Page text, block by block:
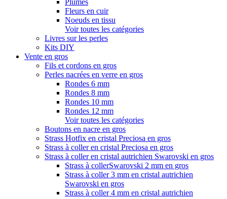
Plumes
Fleurs en cuir
Noeuds en tissu
Voir toutes les catégories
Livres sur les perles
Kits DIY
Vente en gros
Fils et cordons en gros
Perles nacrées en verre en gros
Rondes 6 mm
Rondes 8 mm
Rondes 10 mm
Rondes 12 mm
Voir toutes les catégories
Boutons en nacre en gros
Strass Hotfix en cristal Preciosa en gros
Strass à coller en cristal Preciosa en gros
Strass à coller en cristal autrichien Swarovski en gros
Strass à collerSwarovski 2 mm en gros
Strass à coller 3 mm en cristal autrichien
Swarovski en gros
Strass à coller 4 mm en cristal autrichien